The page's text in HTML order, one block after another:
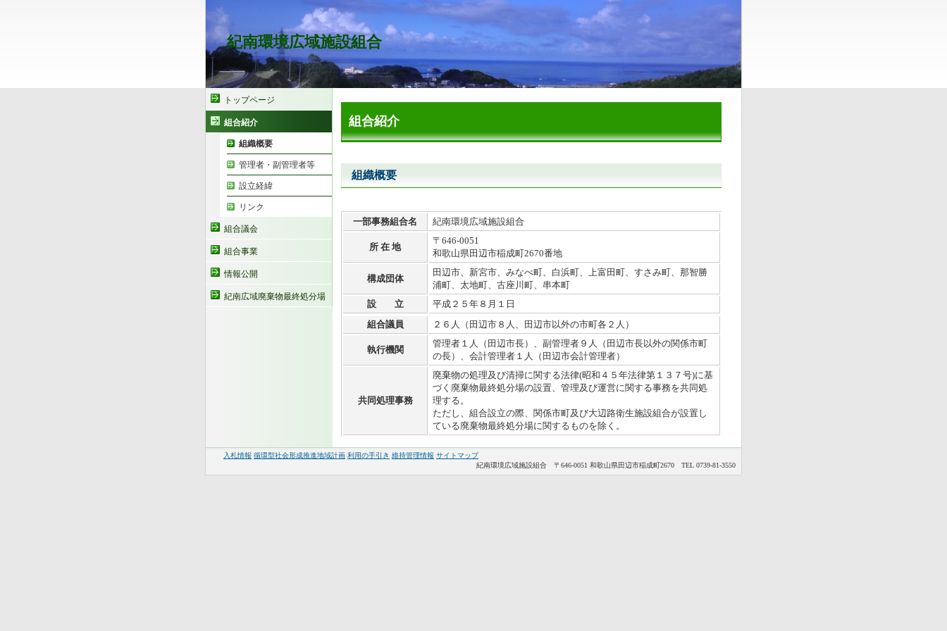
紀南環境広域施設組合
トップページ
組合紹介
組織概要
管理者・副管理者等
設立経緯
リンク
組合議会
組合事業
情報公開
紀南広域廃棄物最終処分場
組合紹介
組織概要
一部事務組合名 紀南環境広域施設組合
所 在 地
〒646-0051
和歌山県田辺市稲成町2670番地
構成団体
田辺市、新宮市、みなべ町、白浜町、上富田町、すさみ町、那智勝
浦町、太地町、古座川町、串本町
設 立
平成２５年８月１日
組合議員
２６人（田辺市８人、田辺市以外の市町各２人）
執行機関
管理者１人（田辺市長）、副管理者９人（田辺市長以外の関係市町
の長）、会計管理者１人（田辺市会計管理者）
共同処理事務
廃棄物の処理及び清掃に関する法律(昭和４５年法律第１３７号)に基
づく廃棄物最終処分場の設置、管理及び運営に関する事務を共同処
理する。
ただし、組合設立の際、関係市町及び大辺路衛生施設組合が設置し
ている廃棄物最終処分場に関するものを除く。
入札情報 循環型社会形成推進地域計画 利用の手引き 維持管理情報 サイトマップ
紀南環境広域施設組合 〒646-0051 和歌山県田辺市稲成町2670 TEL 0739-81-3550